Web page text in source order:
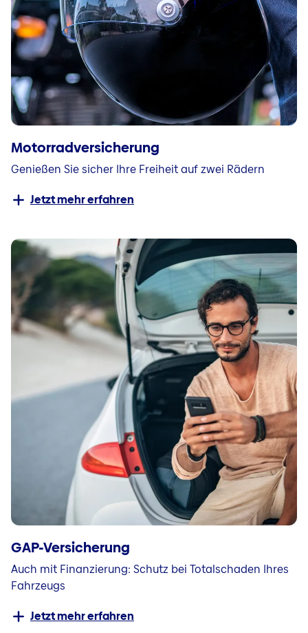
Motorradversicherung
Genießen Sie sicher Ihre Freiheit auf zwei Rädern
Jetzt mehr erfahren
GAP-Versicherung
Auch mit Finanzierung: Schutz bei Totalschaden Ihres
Fahrzeugs
Jetzt mehr erfahren